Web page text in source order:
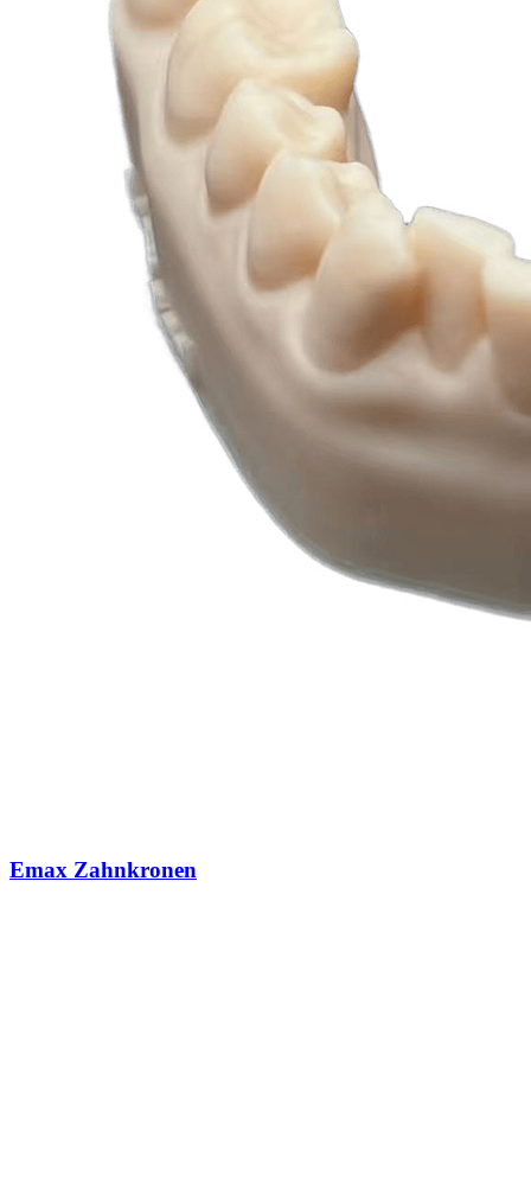
Emax Zahnkronen